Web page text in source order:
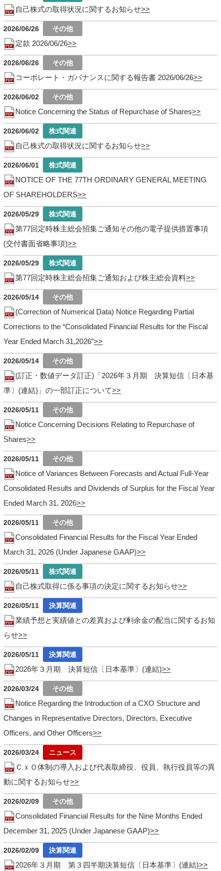
自己株式の取得状況に関するお知らせ
2026/06/26
定款 2026/06/26
2026/06/26
コーポレート・ガバナンスに関する報告書 2026/06/26
2026/06/02
Notice Concerning the Status of Repurchase of Shares
2026/06/02
自己株式の取得状況に関するお知らせ
2026/06/01
NOTICE OF THE 77TH ORDINARY GENERAL MEETING
OF SHAREHOLDERS
2026/05/29
第77回定時株主総会招集ご通知その他の電子提供措置事項
(交付書面省略事項)
2026/05/29
第77回定時株主総会招集ご通知および株主総会資料
2026/05/14
(Correction of Numerical Data) Notice Regarding Partial
Corrections to the “Consolidated Financial Results for the Fiscal
Year Ended March 31,2026”
2026/05/14
(訂正・数値データ訂正)「2026年３月期 決算短信〔日本基
準〕(連結)」の一部訂正について
2026/05/11
Notice Concerning Decisions Relating to Repurchase of
Shares
2026/05/11
Notice of Variances Between Forecasts and Actual Full-Year
Consolidated Results and Dividends of Surplus for the Fiscal Year
Ended March 31, 2026
2026/05/11
Consolidated Financial Results for the Fiscal Year Ended
March 31, 2026 (Under Japanese GAAP)
2026/05/11
自己株式取得に係る事項の決定に関するお知らせ
2026/05/11
業績予想と実績値との差異および剰余金の配当に関するお知
らせ
2026/05/11
2026年３月期 決算短信〔日本基準〕(連結)
2026/03/24
Notice Regarding the Introduction of a CXO Structure and
Changes in Representative Directors, Directors, Executive
Officers, and Other Officers
2026/03/24
ＣｘＯ体制の導入および代表取締役、役員、執行役員等の異
動に関するお知らせ
2026/02/09
Consolidated Financial Results for the Nine Months Ended
December 31, 2025 (Under Japanese GAAP)
2026/02/09
2026年３月期 第３四半期決算短信〔日本基準〕(連結)